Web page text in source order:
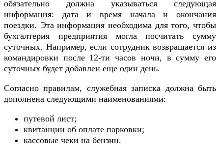
обязательно должна указываться следующая
информация: дата и время начала и окончания
поездки. Эта информация необходима для того, чтобы
бухгалтерия предприятия могла посчитать сумму
суточных. Например, если сотрудник возвращается из
командировки после 12-ти часов ночи, в сумму его
суточных будет добавлен еще один день.
Согласно правилам, служебная записка должна быть
дополнена следующими наименованиями:
путевой лист;
квитанции об оплате парковки;
кассовые чеки на бензин.